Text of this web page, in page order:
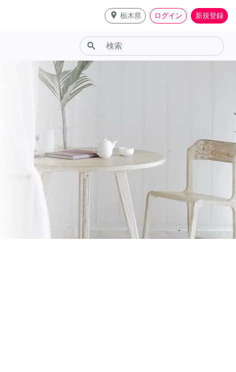
place 栃木県 ログイン 新規登録
search